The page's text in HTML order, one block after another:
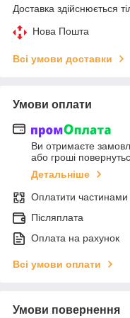
Доставка здійснюється
Нова Пошта
Всі умови доставки
Умови оплати
Ви отримаєте
або гроші
Детальніше
Оплатити частинами
Післяплата
Оплата на рахунок
Всі умови оплати
Умови повернення